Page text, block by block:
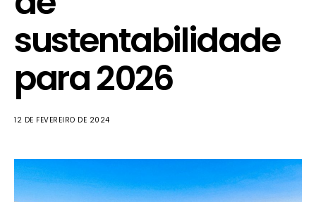
sustentabilidade
para 2026
12 DE FEVEREIRO DE 2024